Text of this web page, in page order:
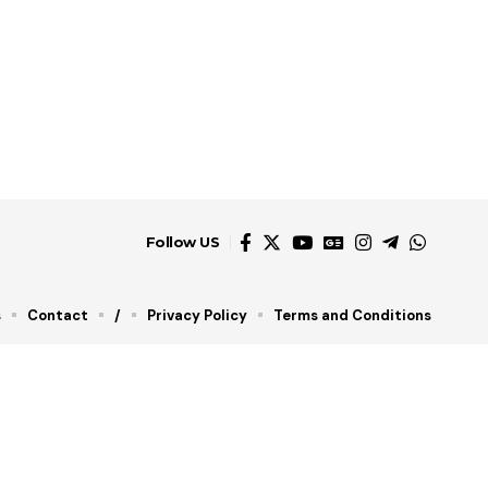
Follow US
Contact / Privacy Policy Terms and Conditions